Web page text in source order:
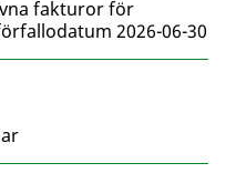
fakturor för
2026-06-30